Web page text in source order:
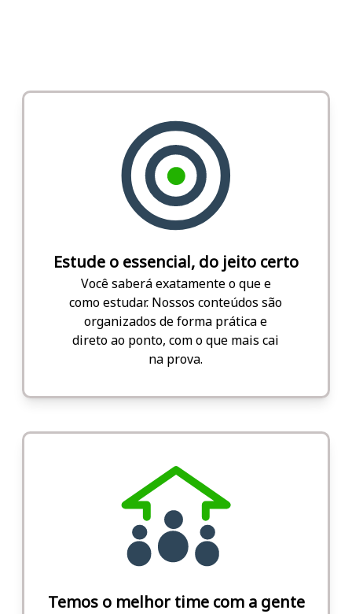
Estude o essencial, do jeito certo
Você saberá exatamente o que e
como estudar. Nossos conteúdos são
organizados de forma prática e
direto ao ponto, com o que mais cai
na prova.
Temos o melhor time com a gente